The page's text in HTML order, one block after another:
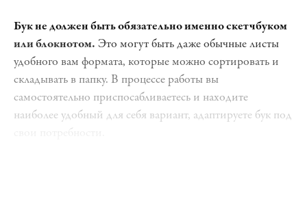
Бук не должен быть обязательно именно скетчбуком
или блокнотом. Это могут быть даже обычные листы
удобного вам формата, которые можно сортировать и
складывать в папку. В процессе работы вы
самостоятельно приспосабливаетесь и находите
наиболее удобный для себя вариант, адаптируете бук под
свои потребности.